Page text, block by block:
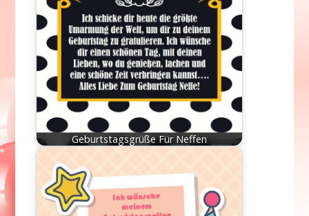
Geburtstagsgrüße Für Neffen